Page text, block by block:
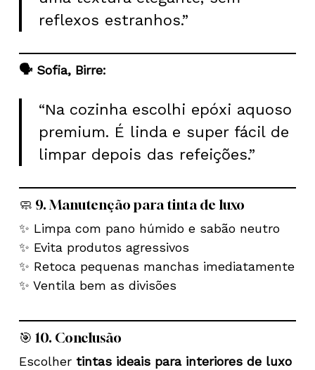
reflexos estranhos.”
🗣️ Sofia, Birre:
“Na cozinha escolhi epóxi aquoso
premium. É linda e super fácil de
limpar depois das refeições.”
🧼 9. Manutenção para tinta de luxo
✨ Limpa com pano húmido e sabão neutro
✨ Evita produtos agressivos
✨ Retoca pequenas manchas imediatamente
✨ Ventila bem as divisões
🎯 10. Conclusão
Escolher tintas ideais para interiores de luxo